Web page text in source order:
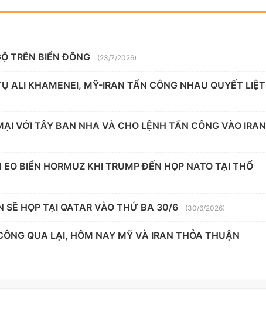
TRÊN BIỂN ĐÔNG (23/7/2026)
ALI KHAMENEI, MỸ-IRAN TẤN CÔNG NHAU QUYẾT LIỆT
VỚI TÂY BAN NHA VÀ CHO LỆNH TẤN CÔNG VÀO IRAN
BIỂN HORMUZ KHI TRUMP ĐẾN HỌP NATO TẠI THỔ
SẼ HỌP TẠI QATAR VÀO THỨ BA 30/6 (30/6/2026)
QUA LẠI, HÔM NAY MỸ VÀ IRAN THỎA THUẬN